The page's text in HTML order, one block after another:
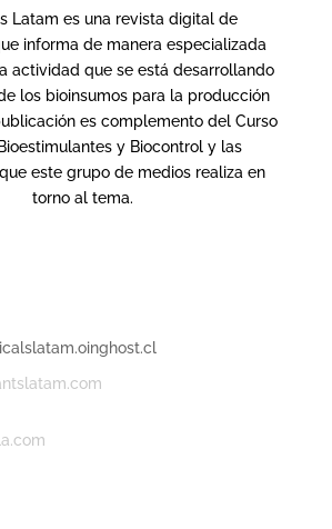
Latam es una revista digital de
informa de manera especializada
actividad que se está desarrollando
los bioinsumos para la producción
es complemento del Curso
y Biocontrol y las
este grupo de medios realiza en
torno al tema.
Congreso